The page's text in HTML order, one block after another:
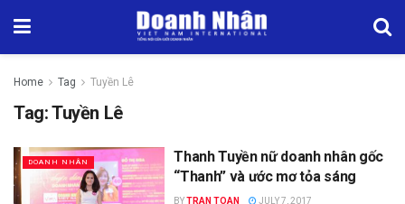
Home Tag Tuyền Lê
Tag:Tuyền Lê
DOANH NHÂN
Thanh Tuyền nữ doanh nhân gốc
“Thanh” và ước mơ tỏa sáng
BYTRAN TOAN JULY 7, 2017